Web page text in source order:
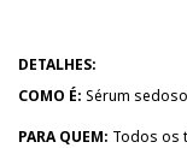
DETALHES:
COMO É: Sérum
PARA QUEM: Todos os